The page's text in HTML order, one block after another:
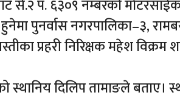
से.२ प. ६३०९ नम्बरको
पुनर्वास नगरपालिका–३,
प्रहरी निरिक्षक महेश विक्रम
दिलिप तामाङले बताए।